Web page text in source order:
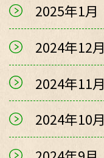
2025年1月
2024年12月
2024年11月
2024年10月